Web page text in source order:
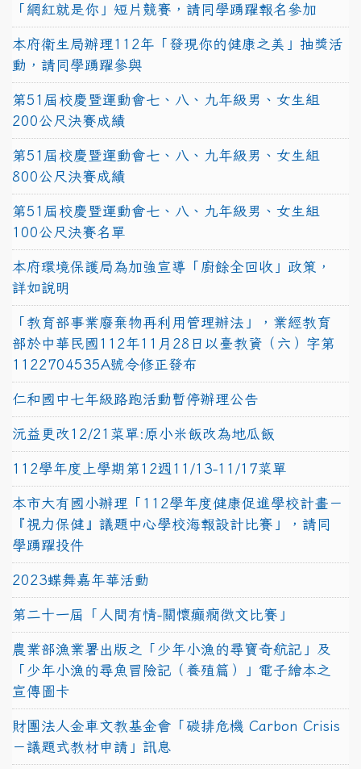
「網紅就是你」短片競賽，請同學踴躍報名參加
本府衛生局辦理112年「發現你的健康之美」抽獎活
動，請同學踴躍參與
第51屆校慶暨運動會七、八、九年級男、女生組
200公尺決賽成績
第51屆校慶暨運動會七、八、九年級男、女生組
800公尺決賽成績
第51屆校慶暨運動會七、八、九年級男、女生組
100公尺決賽名單
本府環境保護局為加強宣導「廚餘全回收」政策，
詳如說明
「教育部事業廢棄物再利用管理辦法」，業經教育
部於中華民國112年11月28日以臺教資（六）字第
1122704535A號令修正發布
仁和國中七年級路跑活動暫停辦理公告
沅益更改12/21菜單:原小米飯改為地瓜飯
112學年度上學期第12週11/13-11/17菜單
本市大有國小辦理「112學年度健康促進學校計畫－
『視力保健』議題中心學校海報設計比賽」，請同
學踴躍投件
2023蝶舞嘉年華活動
第二十一屆「人間有情-關懷癲癇徵文比賽」
農業部漁業署出版之「少年小漁的尋寶奇航記」及
「少年小漁的尋魚冒險記（養殖篇）」電子繪本之
宣傳圖卡
財團法人金車文教基金會「碳排危機 Carbon Crisis
－議題式教材申請」訊息